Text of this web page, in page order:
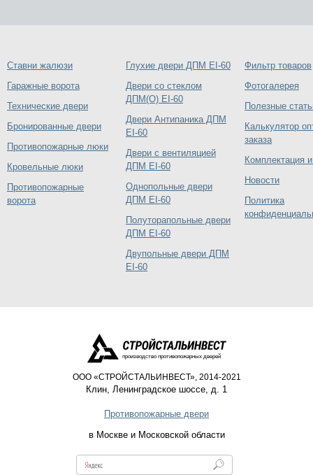
Ставни жалюзи
Гаражные ворота
Технические двери
Бронированные двери
Противопожарные люки
Кровельные люки
Противопожарные
ворота
Глухие двери ДПМ EI-60
Двери со стеклом
ДПМ(О) EI-60
Двери Антипаника ДПМ
EI-60
Двери с вентиляцией
ДПМ EI-60
Однопольные двери
ДПМ EI-60
Полуторапольные двери
ДПМ EI-60
Двупольные двери ДПМ
EI-60
Фильтр товаров
Фотогалерея
Полезные
Калькулятор
заказа
Комплектация
Новости
Политика
производство противопожарных дверей
ООО «СТРОЙСТАЛЬИНВЕСТ», 2014-2021
Клин, Ленинградское шоссе, д. 1
Противопожарные двери
в Москве и Московской области